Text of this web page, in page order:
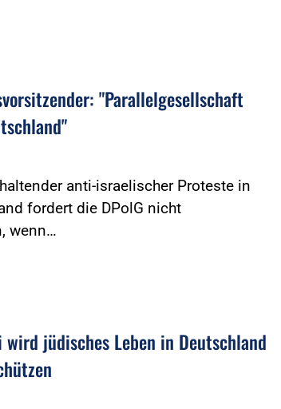
"Parallelgesellschaft
anti-israelischer Proteste in
fordert die DPolG nicht
wenn…
wird jüdisches Leben in Deutschland